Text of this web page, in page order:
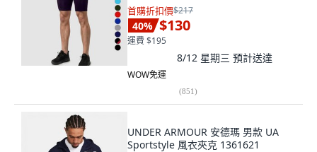
首購折扣價$217
40% $130
運費 $195
8/12 星期三 預計送達
WOW免運
(851)
UNDER ARMOUR 安德瑪 男款 UA
Sportstyle 風衣夾克 1361621